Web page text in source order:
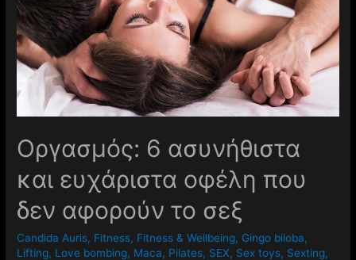
Oργασμός: 6 ασυνήθιστα
και ευχάριστα οφέλη που
δεν αφορούν το σεξ
Candida Auris, Fitness, Fitness & Wellbeing, Gingo biloba,
Lifting, Love bombing, Maca, Pilates, SEX, Sex toys, Sexting,